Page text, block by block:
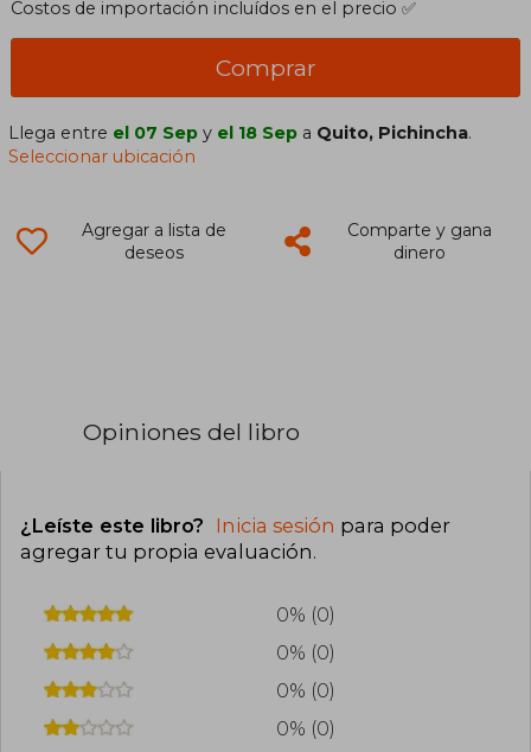
Costos de importación incluídos en el precio ✅
Comprar
Llega entre el 07 Sep y el 18 Sep a Quito, Pichincha.
Seleccionar ubicación
Agregar a lista de
deseos
Comparte y gana
dinero
Opiniones del libro
¿Leíste este libro? Inicia sesión para poder
agregar tu propia evaluación.
0% (0)
0% (0)
0% (0)
0% (0)